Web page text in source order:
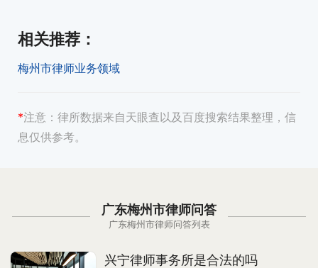
相关推荐 ：
梅州市律师业务领域
*注意： 律所数据来自天眼查以及百度搜索结果整理，信
息仅供参考。
广东梅州市律师问答
广东梅州市律师问答列表
兴宁律师事务所是合法的吗